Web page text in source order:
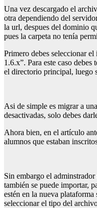
Una vez descargado el
otra dependiendo del
la url, despues del dominio
pues la carpeta no tenía
Primero debes seleccionar
1.6.x”. Para este caso
el directorio principal, luego
Asi de simple es migrar a
desactivadas, solo debes
Ahora bien, en el artículo
alumnos que estaban
Sin embargo el
también se puede importar,
estén en la nueva plataforma
seleccionar el tipo del